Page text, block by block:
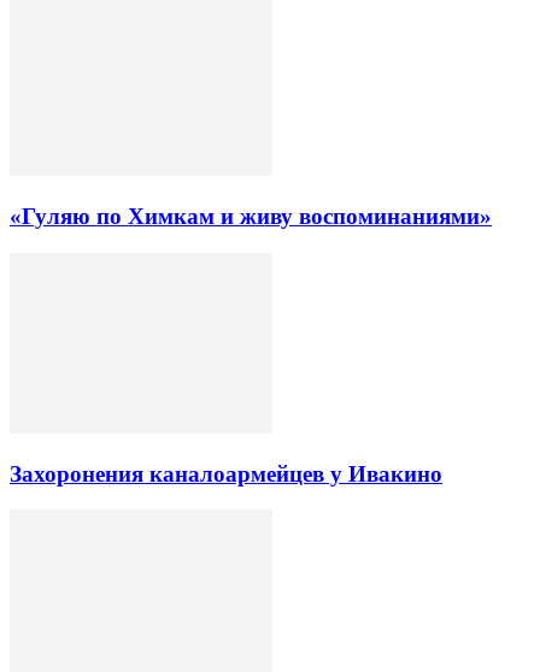
«Гуляю по Химкам и живу воспоминаниями»
Захоронения каналоармейцев у Ивакино